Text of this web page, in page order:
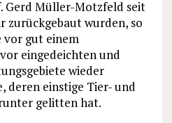
Gerd Müller-Motzfeld seit
zurückgebaut wurden, so
vor gut einem
eingedeichten und
wieder
deren einstige Tier- und
gelitten hat.